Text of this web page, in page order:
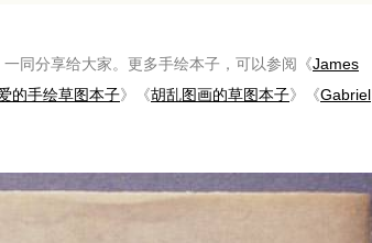
同分享给大家。更多手绘本子，可以参阅《James
的手绘草图本子》《胡乱图画的草图本子》《Gabriel